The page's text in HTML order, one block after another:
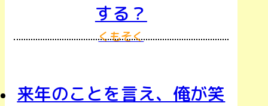
する？
くもそく
来年のことを言え、俺が笑